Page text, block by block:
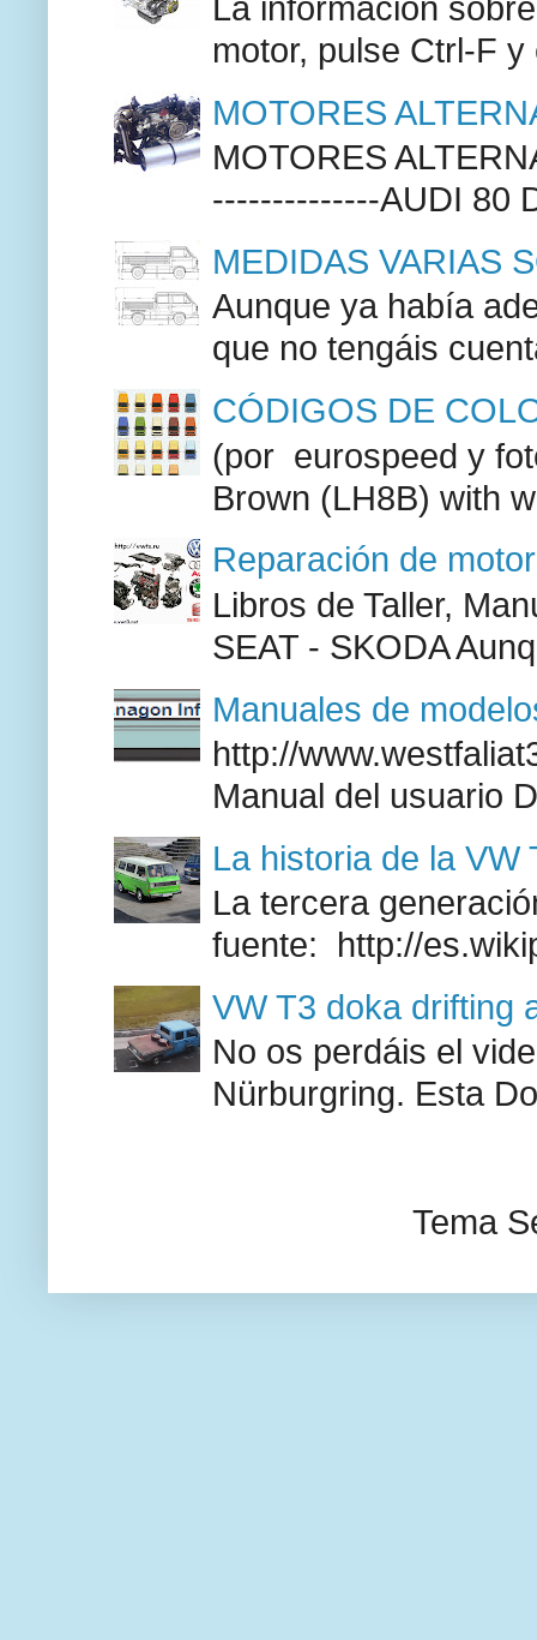
motor, pulse Ctrl-F
MOTORES
MOTORES
--------------AUDI 80
MEDIDAS VARIAS
Aunque ya había
que no tengáis
CÓDIGOS DE
(por eurospeed y
Brown (LH8B) with
Reparación de
Libros de Taller,
SEAT - SKODA
Manuales de
http://
Manual del usuario
La historia de la
La tercera
fuente: http://
VW T3 doka drifting
No os perdáis el
Nürburgring. Esta
Tema